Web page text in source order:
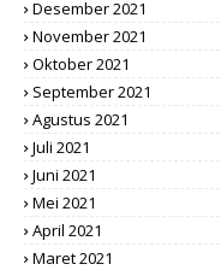
Desember 2021
November 2021
Oktober 2021
September 2021
Agustus 2021
Juli 2021
Juni 2021
Mei 2021
April 2021
Maret 2021